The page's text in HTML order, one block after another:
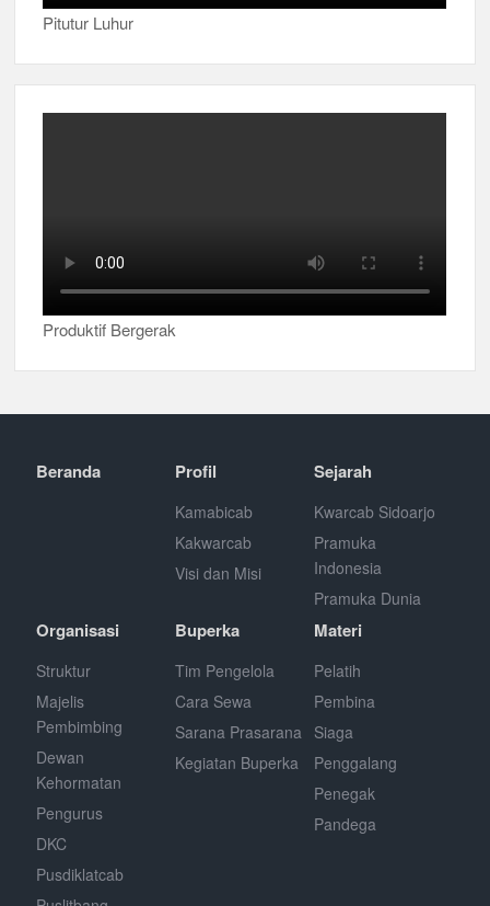
Pitutur Luhur
Produktif Bergerak
Beranda Profil
Kamabicab
Kakwarcab
Visi dan Misi
Sejarah
Kwarcab Sidoarjo
Pramuka
Indonesia
Pramuka Dunia
Organisasi
Struktur
Majelis
Pembimbing
Dewan
Kehormatan
Pengurus
DKC
Pusdiklatcab
Buperka
Tim Pengelola
Cara Sewa
Sarana Prasarana
Kegiatan Buperka
Materi
Pelatih
Pembina
Siaga
Penggalang
Penegak
Pandega